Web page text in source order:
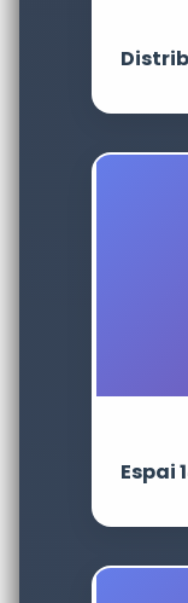
Espai